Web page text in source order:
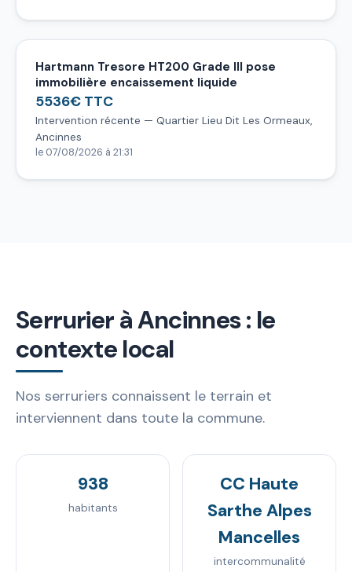
Hartmann Tresore HT200 Grade III pose
immobilière encaissement liquide
5536€ TTC
Intervention récente — Quartier Lieu Dit Les Ormeaux,
Ancinnes
le 07/08/2026 à 21:31
Serrurier à Ancinnes : le
contexte local
Nos serruriers connaissent le terrain et
interviennent dans toute la commune.
938
habitants
CC Haute
Sarthe Alpes
Mancelles
intercommunalité